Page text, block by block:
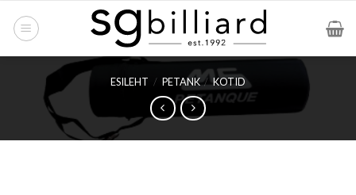
ESILEHT / PETANK / KOTID